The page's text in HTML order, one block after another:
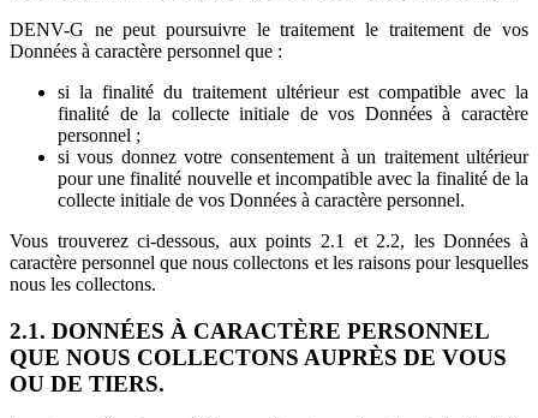
DENV-G ne peut poursuivre le traitement le traitement de vos
Données à caractère personnel que :
si la finalité du traitement ultérieur est compatible avec la
finalité de la collecte initiale de vos Données à caractère
personnel ;
si vous donnez votre consentement à un traitement ultérieur
pour une finalité nouvelle et incompatible avec la finalité de la
collecte initiale de vos Données à caractère personnel.
Vous trouverez ci-dessous, aux points 2.1 et 2.2, les Données à
caractère personnel que nous collectons et les raisons pour lesquelles
nous les collectons.
2.1. DONNÉES À CARACTÈRE PERSONNEL
QUE NOUS COLLECTONS AUPRÈS DE VOUS
OU DE TIERS.